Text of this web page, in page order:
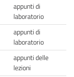
appunti di
laboratorio
appunti di
laboratorio
appunti delle
lezioni